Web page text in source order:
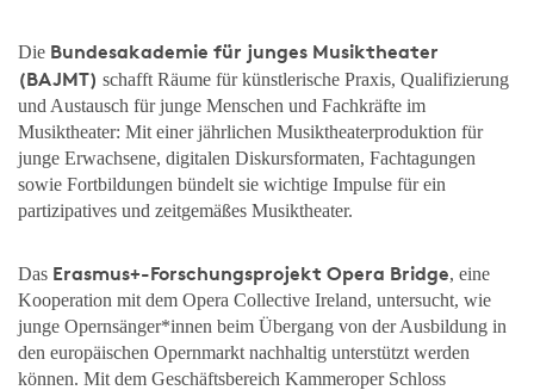
Die Bundesakademie für junges Musiktheater
(BAJMT) schafft Räume für künstlerische Praxis, Qualifizierung
und Austausch für junge Menschen und Fachkräfte im
Musiktheater: Mit einer jährlichen Musiktheaterproduktion für
junge Erwachsene, digitalen Diskursformaten, Fachtagungen
sowie Fortbildungen bündelt sie wichtige Impulse für ein
partizipatives und zeitgemäßes Musiktheater.
Das Erasmus+-Forschungsprojekt Opera Bridge, eine
Kooperation mit dem Opera Collective Ireland, untersucht, wie
junge Opernsänger*innen beim Übergang von der Ausbildung in
den europäischen Opernmarkt nachhaltig unterstützt werden
können. Mit dem Geschäftsbereich Kammeroper Schloss